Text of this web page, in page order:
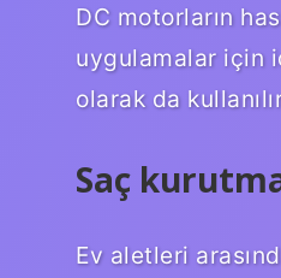
DC motorların
uygulamalar için
olarak da
Saç
Ev aletleri